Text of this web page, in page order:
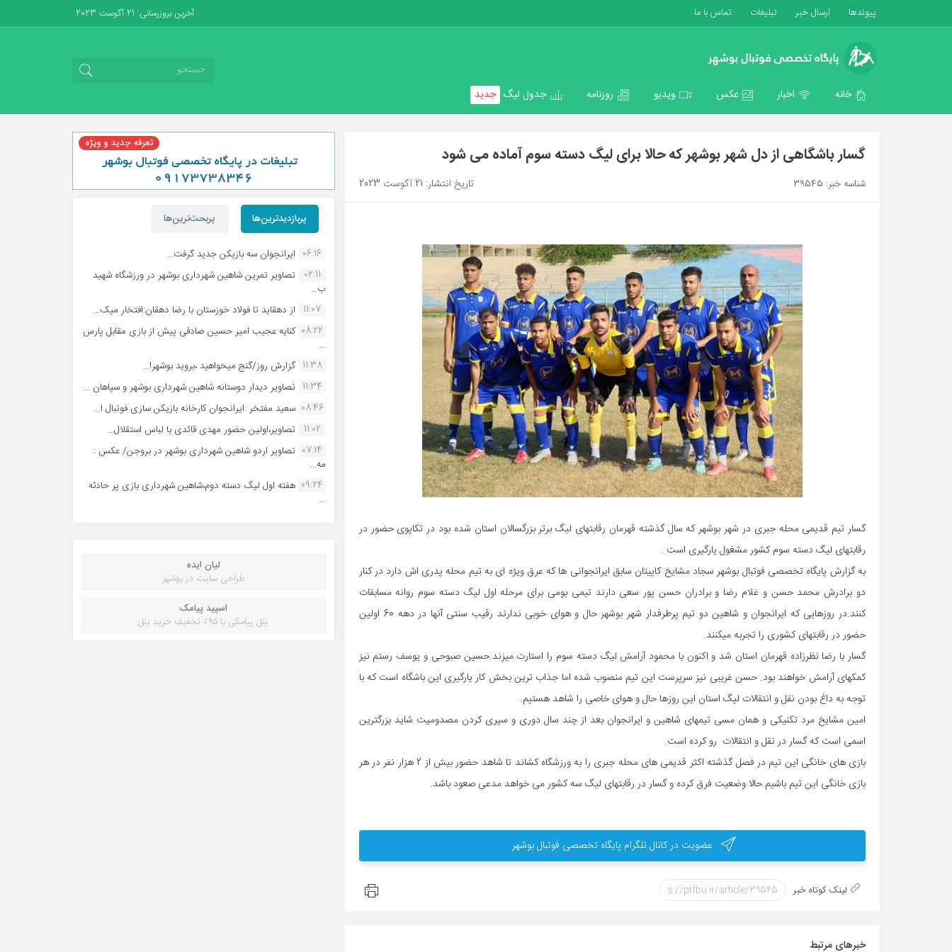
پیوندها ارسال خبر تبلیغات تماس با ما آخرین بروزرسانی: 21 آگوست 2023
خانه اخبار عکس ویدیو روزنامه جدول لیگ جدید
گسار باشگاهی از دل شهر بوشهر که حالا برای لیگ دسته سوم آماده می شود
شناسه خبر: 39545 تاریخ انتشار: 21 آگوست 2023
گسار تیم قدیمی محله جبری در شهر بوشهر که سال گذشته قهرمان رقابتهای لیگ برتر بزرگسالان استان شده بود در تکاپوی حضور در
رقابتهای لیگ دسته سوم کشور مشغول یارگیری است .
به گزارش پایگاه تخصصی فوتبال بوشهر سجاد مشایخ کاپیتان سابق ایرانجوانی ها که عرق ویژه ای به تیم محله پدری اش دارد در کنار
دو برادرش محمد حسن و غلام رضا و برادران حسن پور سعی دارند تیمی بومی برای مرحله اول لیگ دسته سوم روانه مسابقات
کنند.در روزهایی که ایرانجوان و شاهین دو تیم پرطرفدار شهر بوشهر حال و هوای خوبی ندارند رقیب سنتی آنها در دهه 60 اولین
حضور در رقابتهای کشوری را تجربه میکنند.
گسار با رضا نظرزاده قهرمان استان شد و اکنون با محمود آرامش لیگ دسته سوم را استارت میزند.حسین صبوحی و یوسف رستم نیز
کمکهای آرامش خواهند بود. حسن غریبی نیز سرپرست این تیم منصوب شده اما جذاب ترین بخش کار یارگیری این باشگاه است که با
توجه به داغ بودن نقل و انتقالات لیگ استان این روزها حال و هوای خاصی را شاهد هستیم.
امین مشایخ مرد تکنیکی و همان مسی تیمهای شاهین و ایرانجوان بعد از چند سال دوری و سپری کردن مصدومیت شاید بزرگترین
اسمی است که گسار در نقل و انتقالات رو کرده است.
بازی های خانگی این تیم در فصل گذشته اکثر قدیمی های محله جبری را به ورزشگاه کشاند تا شاهد حضور بیش از 2 هزار نفر در هر
بازی خانگی این تیم باشیم.حالا وضعیت فرق کرده و گسار در رقابتهای لیگ سه کشور می خواهد مدعی صعود باشد.
عضویت در کانال تلگرام پایگاه تخصصی فوتبال بوشهر
لینک کوتاه خبر
خبر‌های مرتبط
پربازدیدترین‌ها پربحث‌ترین‌ها
06:16 ایرانجوان سه بازیکن جدید گرفت...
02:11
تصاویر تمرین شاهین شهردارى بوشهر در ورزشگاه شهید
ب...
11:07 از دهقاید تا فولاد خوزستان با رضا دهقان:افتخار میک...
08:22 کنایه عجیب امیر حسین صادقی پیش از بازی مقابل پارس
...
11:38 گزارش روز/گنج میخواهید ،بروید بوشهر!...
11:34 تصاویر دیدار دوستانه شاهین شهردارى بوشهر و سپاهان ...
08:46 سعید مفتخر :ایرانجوان کارخانه بازیکن سازی فوتبال ا...
11:02
تصاویر،اولین حضور مهدی قائدی با لباس استقلال...
07:14 تصاویر اردو شاهین شهرداری بوشهر در بروجن/ عکس :
مه...
09:24 هفته اول لیگ دسته دوم،شاهین شهرداری بازی پر حادثه
...
لیان ایده
طراحی سایت در بوشهر
اسپید پیامک
پنل پیامکی با ۹۵٪ تخفیف خرید پنل